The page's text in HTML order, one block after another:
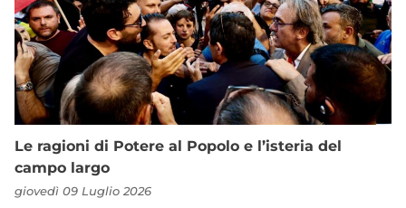
Le ragioni di Potere al Popolo e l’isteria del
campo largo
giovedì 09 Luglio 2026